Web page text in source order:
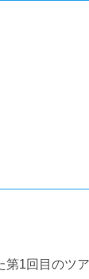
1回目のツ